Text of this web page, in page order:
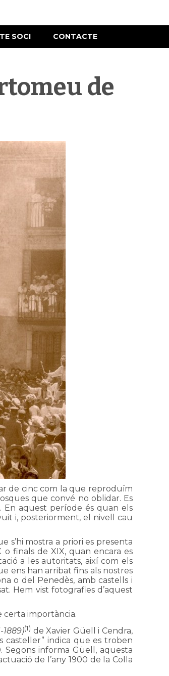
SOCI CONTACTE
de
de cinc com la que reproduïm
que convé no oblidar. Es
En aquest període és quan els
i, posteriorment, el nivell cau
s’hi mostra a priori es presenta
finals de XIX, quan encara es
a les autoritats, així com els
ens han arribat fins als nostres
o del Penedès, amb castells i
Hem vist fotografies d’aquest
certa importància.
(1) de Xavier Güell i Cendra,
casteller” indica que es troben
Segons informa Güell, aquesta
de l’any 1900 de la Colla